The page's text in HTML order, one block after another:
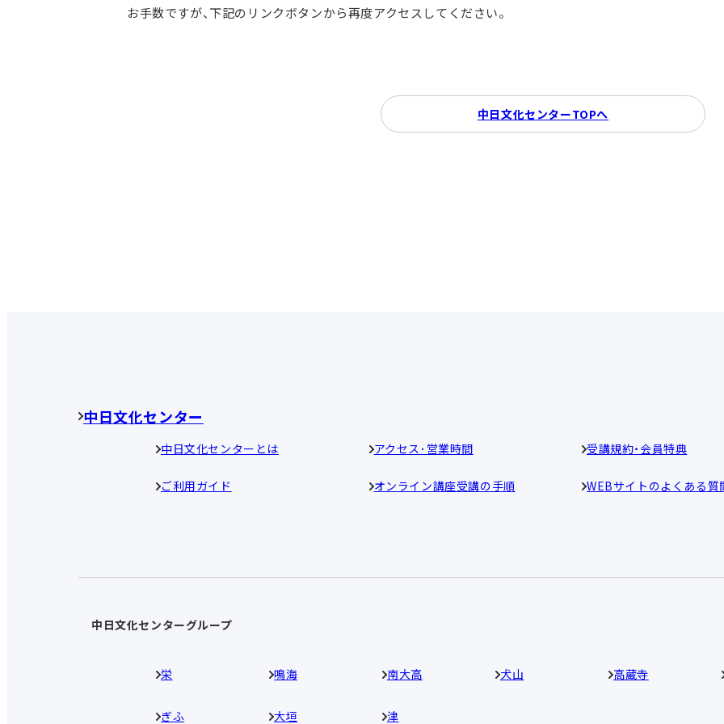
お手数ですが、下記のリンクボタンから再度アクセスしてください。
中日文化センターTOPへ
中日文化センター
中日文化センターとは アクセス･営業時間 受講規約・会員特典
ご利用ガイド オンライン講座受講の手順 WEBサイトのよくある質
中日文化センターグループ
栄 鳴海 南大高 犬山 高蔵寺
ぎふ 大垣 津